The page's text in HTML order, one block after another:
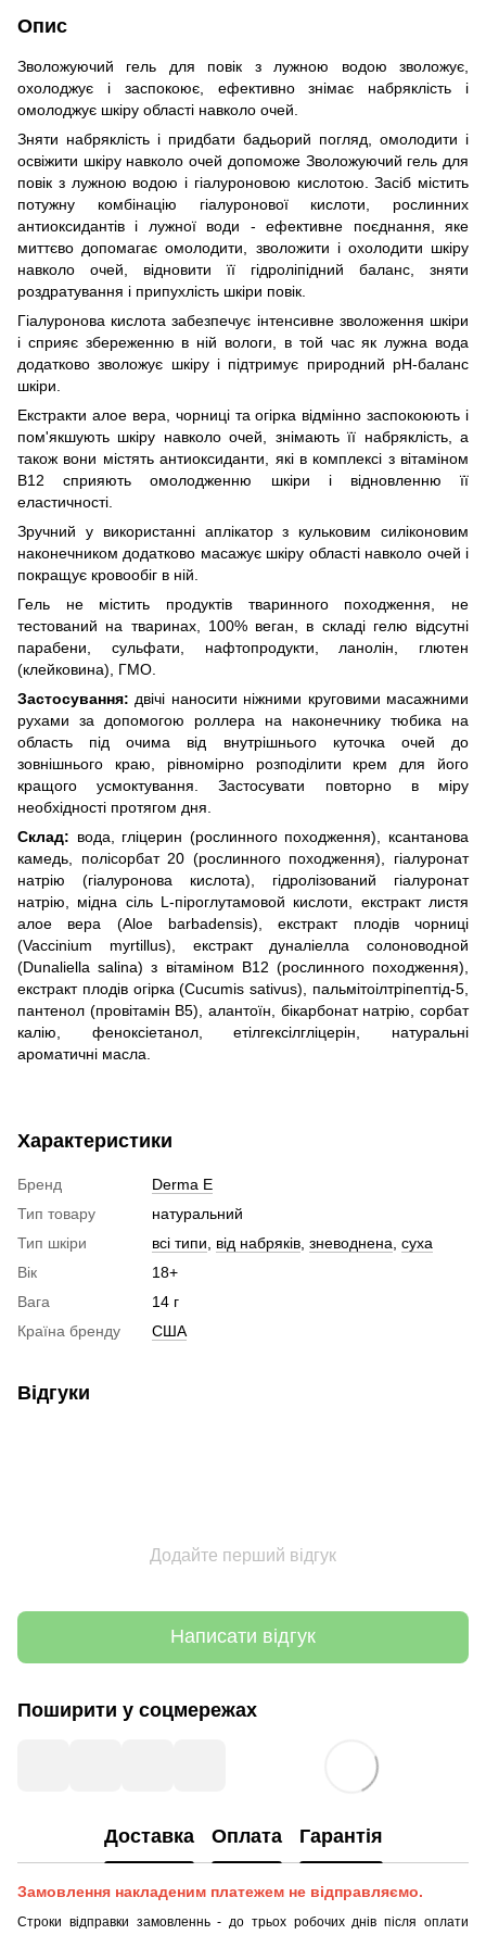
Опис
Зволожуючий гель для повік з лужною водою зволожує,
охолоджує і заспокоює, ефективно знімає набряклість і
омолоджує шкіру області навколо очей.
Зняти набряклість і придбати бадьорий погляд, омолодити і
освіжити шкіру навколо очей допоможе Зволожуючий гель для
повік з лужною водою і гіалуроновою кислотою. Засіб містить
потужну комбінацію гіалуронової кислоти, рослинних
антиоксидантів і лужної води - ефективне поєднання, яке
миттєво допомагає омолодити, зволожити і охолодити шкіру
навколо очей, відновити її гідроліпідний баланс, зняти
роздратування і припухлість шкіри повік.
Гіалуронова кислота забезпечує інтенсивне зволоження шкіри
і сприяє збереженню в ній вологи, в той час як лужна вода
додатково зволожує шкіру і підтримує природний pH-баланс
шкіри.
Екстракти алое вера, чорниці та огірка відмінно заспокоюють і
пом'якшують шкіру навколо очей, знімають її набряклість, а
також вони містять антиоксиданти, які в комплексі з вітаміном
В12 сприяють омолодженню шкіри і відновленню її
еластичності.
Зручний у використанні аплікатор з кульковим силіконовим
наконечником додатково масажує шкіру області навколо очей і
покращує кровообіг в ній.
Гель не містить продуктів тваринного походження, не
тестований на тваринах, 100% веган, в складі гелю відсутні
парабени, сульфати, нафтопродукти, ланолін, глютен
(клейковина), ГМО.
Застосування: двічі наносити ніжними круговими масажними
рухами за допомогою роллера на наконечнику тюбика на
область під очима від внутрішнього куточка очей до
зовнішнього краю, рівномірно розподілити крем для його
кращого усмоктування. Застосувати повторно в міру
необхідності протягом дня.
Склад: вода, гліцерин (рослинного походження), ксантанова
камедь, полісорбат 20 (рослинного походження), гіалуронат
натрію (гіалуронова кислота), гідролізований гіалуронат
натрію, мідна сіль L-піроглутамовой кислоти, екстракт листя
алое вера (Aloe barbadensis), екстракт плодів чорниці
(Vaccinium myrtillus), екстракт дуналіелла солоноводной
(Dunaliella salina) з вітаміном B12 (рослинного походження),
екстракт плодів огірка (Cucumis sativus), пальмітоілтріпептід-5,
пантенол (провітамін B5), алантоїн, бікарбонат натрію, сорбат
калію, феноксіетанол, етілгексілгліцерін, натуральні
ароматичні масла.
Характеристики
Бренд
Derma E
Тип товару
натуральний
Тип шкіри
всі типи від набряків зневоднена суха
Вік
18+
Вага
14 г
Країна бренду
США
Відгуки
Додайте перший відгук
Написати відгук
Поширити у соцмережах
Доставка Оплата Гарантія
Замовлення накладеним платежем не відправляємо.
Строки відправки замовленнь - до трьох робочих днів після оплати